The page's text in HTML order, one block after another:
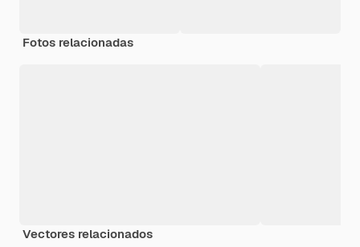
Fotos relacionadas
Vectores relacionados